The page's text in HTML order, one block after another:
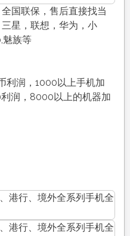
国联保，售后直接找当
星，联想，华为，小
族等
利润，1000以上手机加
润，8000以上的机器加